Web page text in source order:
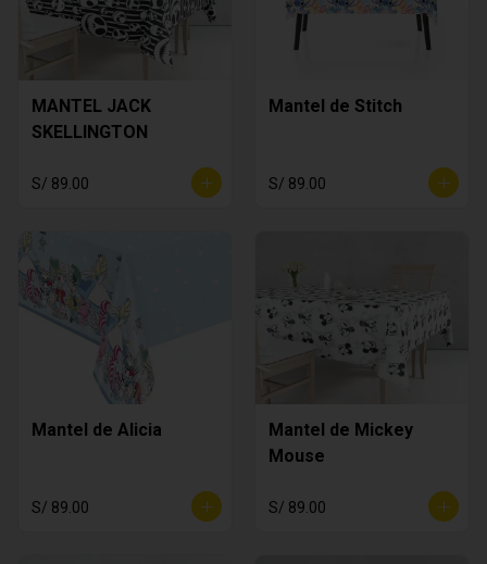
MANTEL JACK
SKELLINGTON
S/ 89.00
Mantel de Stitch
S/ 89.00
Mantel de Alicia
S/ 89.00
Mantel de Mickey
Mouse
S/ 89.00